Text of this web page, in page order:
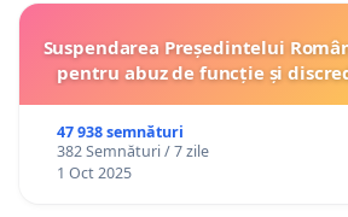
Suspendarea Președintelui
pentru abuz de funcție și
47 938 semnături
382 Semnături / 7 zile
1 Oct 2025